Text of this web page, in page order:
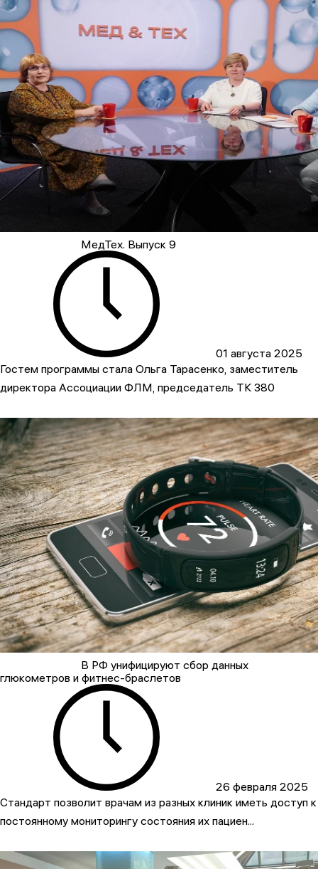
МедТех. Выпуск 9
01 августа 2025
Гостем программы стала Ольга Тарасенко, заместитель
директора Ассоциации ФЛМ, председатель ТК 380
В РФ унифицируют сбор данных
глюкометров и фитнес-браслетов
26 февраля 2025
Стандарт позволит врачам из разных клиник иметь доступ к
постоянному мониторингу состояния их пациен...